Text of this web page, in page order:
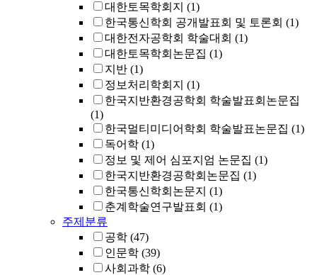
대한토목학회지 (1)
한국통신학회 공개발표회 및 토론회 (1)
대한전자공학회 학술대회 (1)
대한토목학회논문집 (1)
지반 (1)
정보처리학회지 (1)
한국지반환경공학회 학술발표회논문집
(1)
한국멀티미디어학회 학술발표논문집 (1)
독어학 (1)
정보 및 제어 심포지엄 논문집 (1)
한국지반환경공학회논문집 (1)
한국통신학회논문지 (1)
춘계학술연구발표회 (1)
주제분류
공학 (47)
인문학 (39)
사회과학 (6)